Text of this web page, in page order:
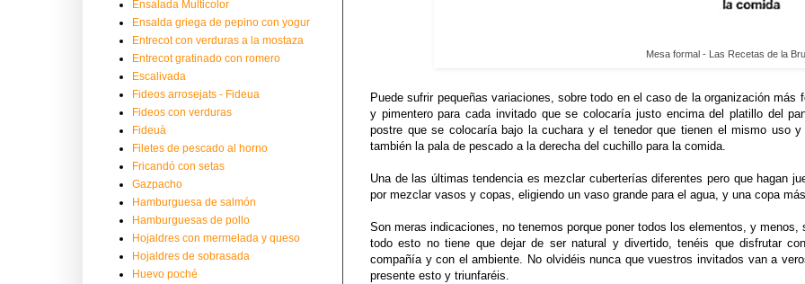
Mesa formal - Las Recetas de la
Puede sufrir pequeñas variaciones, sobre todo en el caso de la organización
y pimentero para cada invitado que se colocaría justo encima del platillo del
postre que se colocaría bajo la cuchara y el tenedor que tienen el mismo uso
también la pala de pescado a la derecha del cuchillo para la comida.
Una de las últimas tendencia es mezclar cuberterías diferentes pero que hagan
por mezclar vasos y copas, eligiendo un vaso grande para el agua, y una copa
Son meras indicaciones, no tenemos porque poner todos los elementos, y
todo esto no tiene que dejar de ser natural y divertido, tenéis que disfrutar
compañía y con el ambiente. No olvidéis nunca que vuestros invitados van a
presente esto y triunfaréis.
Ensalada Multicolor
Ensalda griega de pepino con yogur
Entrecot con verduras a la mostaza
Entrecot gratinado con romero
Escalivada
Fideos arrosejats - Fideua
Fideos con verduras
Fideuà
Filetes de pescado al horno
Fricandó con setas
Gazpacho
Hamburguesa de salmón
Hamburguesas de pollo
Hojaldres con mermelada y queso
Hojaldres de sobrasada
Huevo poché